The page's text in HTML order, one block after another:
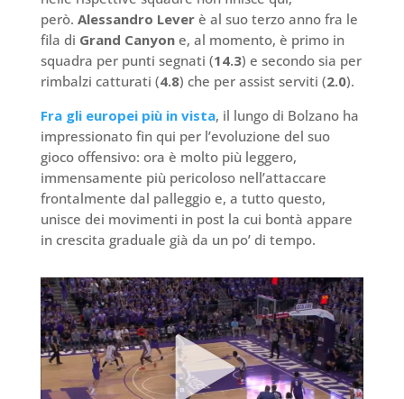
però. Alessandro Leverè al suo terzo anno fra le
fila di Grand Canyone, al momento, è primo in
squadra per punti segnati (14.3) e secondo sia per
rimbalzi catturati (4.8) che per assist serviti (2.0).
Fra gli europei più in vista, il lungo di Bolzano ha
impressionato fin qui per l’evoluzione del suo
gioco offensivo: ora è molto più leggero,
immensamente più pericoloso nell’attaccare
frontalmente dal palleggio e, a tutto questo,
unisce dei movimenti in post la cui bontà appare
in crescita graduale già da un po’ di tempo.